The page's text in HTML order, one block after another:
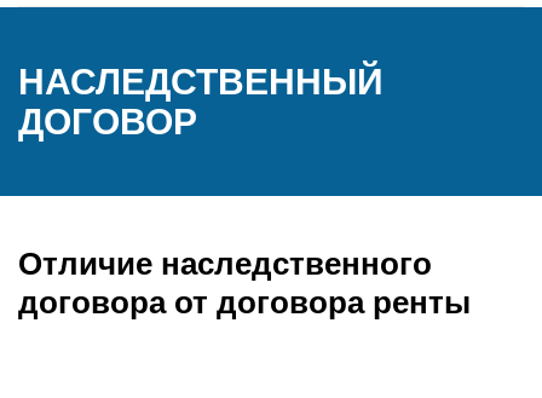
НАСЛЕДСТВЕННЫЙ
ДОГОВОР
Отличие наследственного
договора от договора ренты